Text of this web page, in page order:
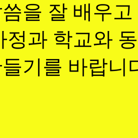
을 잘 배우
정과 학교와
기를 바랍니